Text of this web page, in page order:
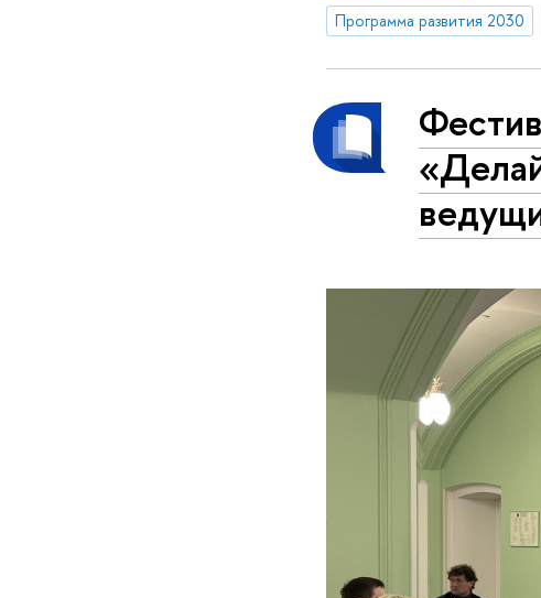
Программа развития 2030